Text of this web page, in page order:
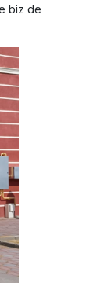
biz de